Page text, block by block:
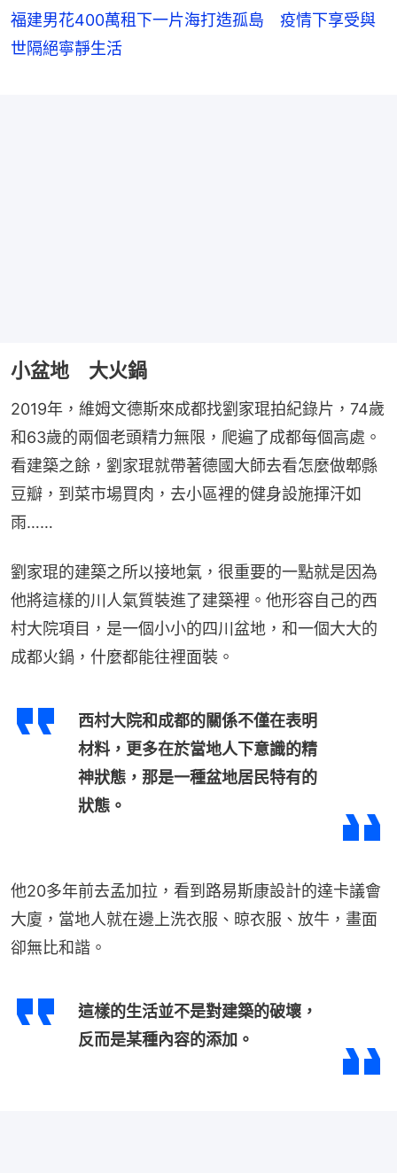
福建男花400萬租下一片海打造孤島 疫情下享受與
世隔絕寧靜生活
小盆地 大火鍋
2019年，維姆文德斯來成都找劉家琨拍紀錄片，74歲
和63歲的兩個老頭精力無限，爬遍了成都每個高處。
看建築之餘，劉家琨就帶著德國大師去看怎麼做郫縣
豆瓣，到菜市場買肉，去小區裡的健身設施揮汗如
雨……
劉家琨的建築之所以接地氣，很重要的一點就是因為
他將這樣的川人氣質裝進了建築裡。他形容自己的西
村大院項目，是一個小小的四川盆地，和一個大大的
成都火鍋，什麼都能往裡面裝。
西村大院和成都的關係不僅在表明
材料，更多在於當地人下意識的精
神狀態，那是一種盆地居民特有的
狀態。
他20多年前去孟加拉，看到路易斯康設計的達卡議會
大廈，當地人就在邊上洗衣服、晾衣服、放牛，畫面
卻無比和諧。
這樣的生活並不是對建築的破壞，
反而是某種內容的添加。